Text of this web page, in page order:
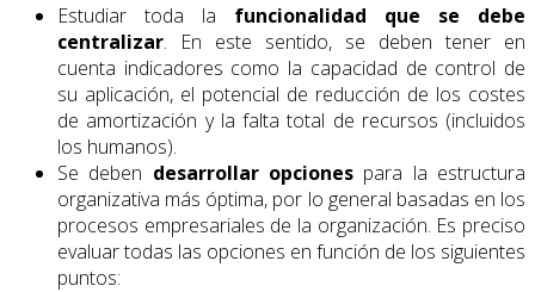
Estudiar toda la funcionalidad que se debe
centralizar. En este sentido, se deben tener en
cuenta indicadores como la capacidad de control de
su aplicación, el potencial de reducción de los costes
de amortización y la falta total de recursos (incluidos
los humanos).
Se deben desarrollar opciones para la estructura
organizativa más óptima, por lo general basadas en los
procesos empresariales de la organización. Es preciso
evaluar todas las opciones en función de los siguientes
puntos: